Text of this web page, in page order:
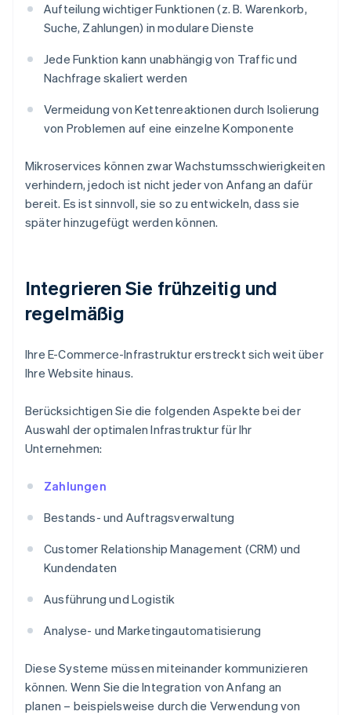
Aufteilung wichtiger Funktionen (z. B. Warenkorb,
Suche, Zahlungen) in modulare Dienste
Jede Funktion kann unabhängig von Traffic und
Nachfrage skaliert werden
Vermeidung von Kettenreaktionen durch Isolierung
von Problemen auf eine einzelne Komponente
Mikroservices können zwar Wachstumsschwierigkeiten
verhindern, jedoch ist nicht jeder von Anfang an dafür
bereit. Es ist sinnvoll, sie so zu entwickeln, dass sie
später hinzugefügt werden können.
Integrieren Sie frühzeitig und
regelmäßig
Ihre E-Commerce-Infrastruktur erstreckt sich weit über
Ihre Website hinaus.
Berücksichtigen Sie die folgenden Aspekte bei der
Auswahl der optimalen Infrastruktur für Ihr
Unternehmen:
Zahlungen
Bestands- und Auftragsverwaltung
Customer Relationship Management (CRM) und
Kundendaten
Ausführung und Logistik
Analyse- und Marketingautomatisierung
Diese Systeme müssen miteinander kommunizieren
können. Wenn Sie die Integration von Anfang an
planen – beispielsweise durch die Verwendung von